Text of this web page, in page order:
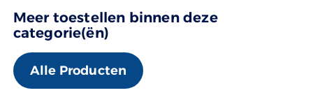
Meer toestellen binnen deze
categorie(ën)
Alle Producten